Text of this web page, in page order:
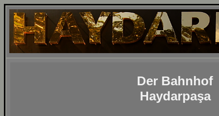
Der Bahnhof
Haydarpaşa